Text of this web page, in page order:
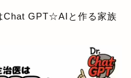
Chat GPT☆AIと作る家族